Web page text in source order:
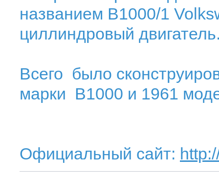
названием B1000/1
циллиндровый
Всего было
марки B1000 и 1961
Официальный сайт: